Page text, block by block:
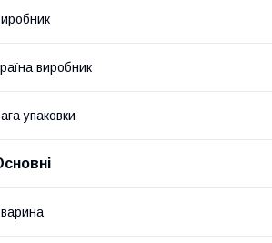
виробник
упаковки